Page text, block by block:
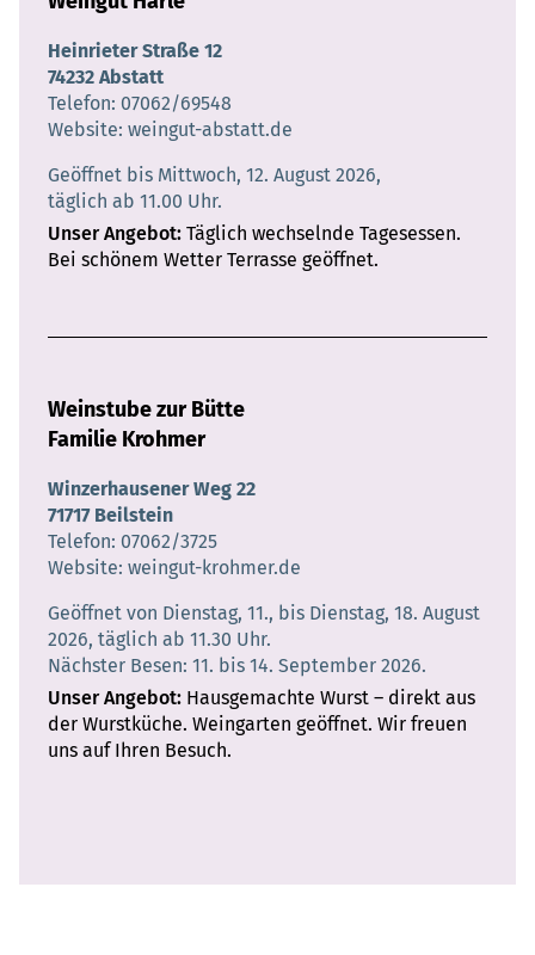
Heinrieter Straße 12
74232 Abstatt
Telefon 07062/69548
Website weingut-abstatt.de
Geöffnet bis Mittwoch, 12. August 2026,
täglich ab 11.00 Uhr.
Unser Angebot Täglich wechselnde Tagesessen.
Bei schönem Wetter Terrasse geöffnet.
Weinstube zur Bütte
Familie Krohmer
Winzerhausener Weg 22
71717 Beilstein
Telefon 07062/3725
Website weingut-krohmer.de
Geöffnet von Dienstag, 11., bis Dienstag, 18. August
2026, täglich ab 11.30 Uhr.
Nächster Besen: 11. bis 14. September 2026.
Unser Angebot Hausgemachte Wurst – direkt aus
der Wurstküche. Weingarten geöffnet. Wir freuen
uns auf Ihren Besuch.